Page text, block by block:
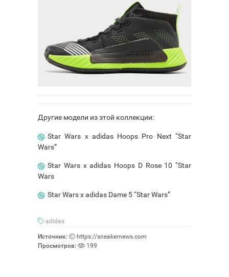
Другие модели из этой коллекции:
Star Wars x adidas Hoops Pro Next “Star
Wars”
Star Wars x adidas Hoops D Rose 10 “Star
Wars
Star Wars x adidas Dame 5 “Star Wars”
adidas
Источник:
https://sneakernews.com
Просмотров:
199